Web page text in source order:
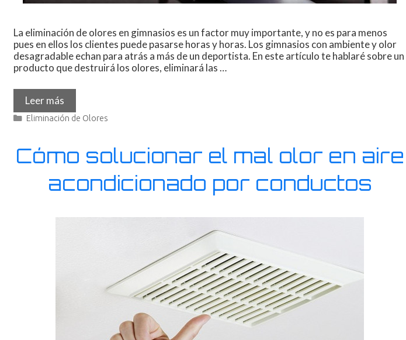
La eliminación de olores en gimnasios es un factor muy importante, y no es para menos
pues en ellos los clientes puede pasarse horas y horas. Los gimnasios con ambiente y olor
desagradable echan para atrás a más de un deportista. En este artículo te hablaré sobre un
producto que destruirá los olores, eliminará las …
Leer más
Eliminación de Olores
Cómo solucionar el mal olor en aire
acondicionado por conductos